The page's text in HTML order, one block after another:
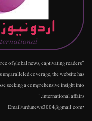
of global news, captivating readers
coverage, the website has
seeking a comprehensive insight into
international affairs."
•Email:urdunews3004@gmail.com